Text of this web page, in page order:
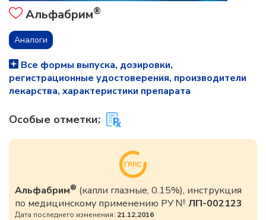
Альфабрим®
Аналоги
Все формы выпуска, дозировки,
регистрационные удостоверения, производители
лекарства, характеристики препарата
Особые отметки:
Альфабрим® (капли глазные, 0.15%), инструкция
по медицинскому применению РУ № ЛП-002123
Дата последнего изменения: 21.12.2016